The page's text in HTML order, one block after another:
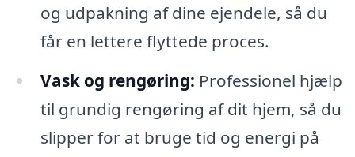
og udpakning af dine ejendele, så du
får en lettere flyttede proces.
Vask og rengøring: Professionel hjælp
til grundig rengøring af dit hjem, så du
slipper for at bruge tid og energi på